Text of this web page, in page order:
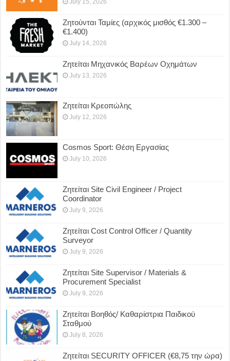
Ζητούνται Ταμίες (αρχικός μισθός €1.300 –
€1.400)
July 14, 2026
Ζητείται Μηχανικός Βαρέων Οχημάτων
July 13, 2026
Ζητείται Κρεοπώλης
July 12, 2026
Cosmos Sport: Θέση Εργασίας
July 10, 2026
Ζητείται Site Civil Engineer / Project
Coordinator
July 9, 2026
Ζητείται Cost Control Officer / Quantity
Surveyor
July 9, 2026
Ζητείται Site Supervisor / Materials &
Procurement Specialist
July 9, 2026
Ζητείται Βοηθός/ Καθαρίστρια Παιδικού
Σταθμού
July 8, 2026
Ζητείται SECURITY OFFICER (€8,75 την ώρα)